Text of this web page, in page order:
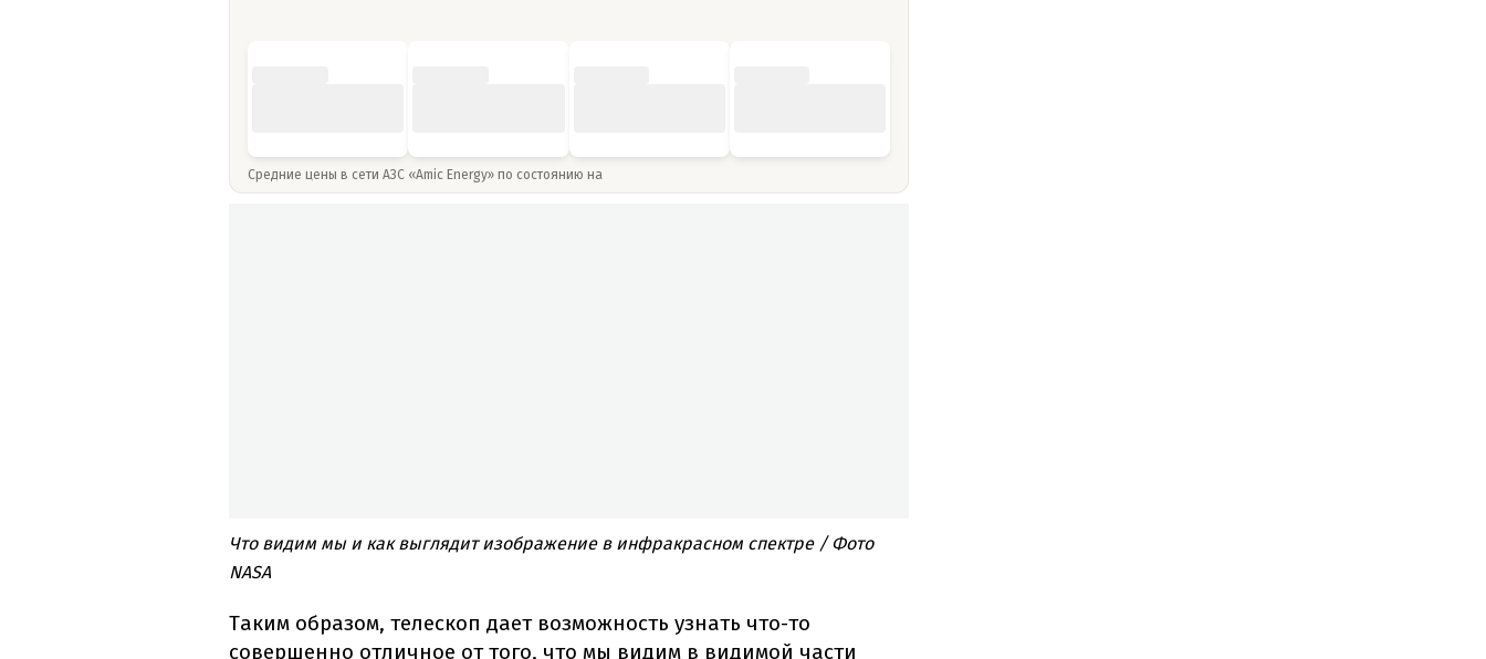
Средние цены в сети АЗС «Amic Energy» по состоянию на
Что видим мы и как выглядит изображение в инфракрасном спектре / Фото
NASA
Таким образом, телескоп дает возможность узнать что-то
совершенно отличное от того, что мы видим в видимой части